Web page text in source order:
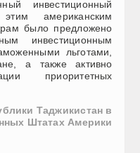
инвестиционный
американским
было предложено
инвестиционным
льготами,
а также активно
приоритетных
Таджикистан в
Штатах Америки